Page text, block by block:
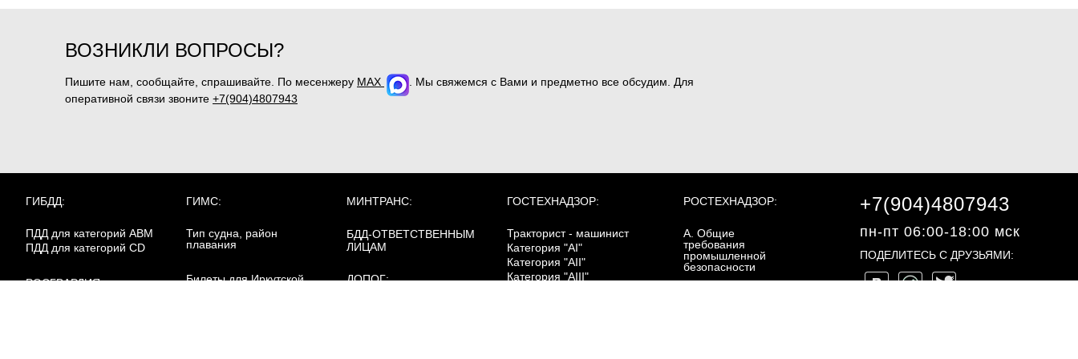
ВОЗНИКЛИ ВОПРОСЫ?
Пишите нам, сообщайте, спрашивайте. По месенжеру MAX
. Мы свяжемся с Вами и предметно все обсудим. Для
оперативной связи звоните +7(904)4807943
ГИБДД:
ПДД для категорий ABM
ПДД для категорий CD
РОСГВАРДИЯ:
ГИМС:
Тип судна, район
плавания
Билеты для Иркутской
МИНТРАНС:
БДД-ОТВЕТСТВЕННЫМ
ЛИЦАМ
ДОПОГ:
ГОСТЕХНАДЗОР:
Тракторист - машинист
Категория "AI"
Категория "AII"
Категория "AIII"
РОСТЕХНАДЗОР:
А. Общие
требования
промышленной
безопасности
+7(904)4807943
пн-пт 06:00-18:00 мск
ПОДЕЛИТЕСЬ С ДРУЗЬЯМИ: